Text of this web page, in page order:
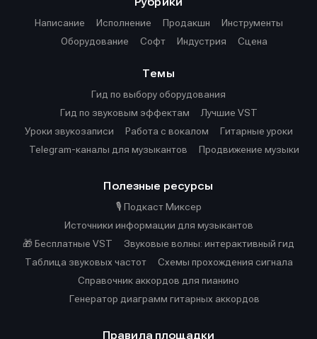
Рубрики
Написание
Исполнение Продакшн
Инструменты
Оборудование
Софт Индустрия Сцена
Темы
Гид по выбору оборудования
Гид по звуковым эффектам
Лучшие VST
Уроки звукозаписи
Работа с вокалом
Гитарные уроки
Telegram-каналы для музыкантов
Продвижение музыки
Полезные ресурсы
🎙️ Подкаст Миксер
Источники информации для музыкантов
🎁 Бесплатные VST
Звуковые волны: интерактивный гид
Таблица звуковых частот
Cхемы прохождения сигнала
Справочник аккордов для пианино
Генератор диаграмм гитарных аккордов
Правила площадки